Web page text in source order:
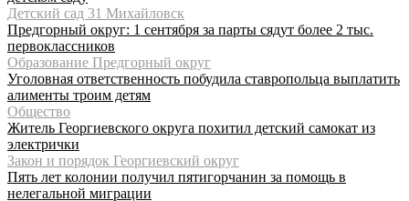
Детский сад 31 Михайловск
Предгорный округ: 1 сентября за парты сядут более 2 тыс.
первоклассников
Образование Предгорный округ
Уголовная ответственность побудила ставропольца выплатить
алименты троим детям
Общество
Житель Георгиевского округа похитил детский самокат из
электрички
Закон и порядок Георгиевский округ
Пять лет колонии получил пятигорчанин за помощь в
нелегальной миграции